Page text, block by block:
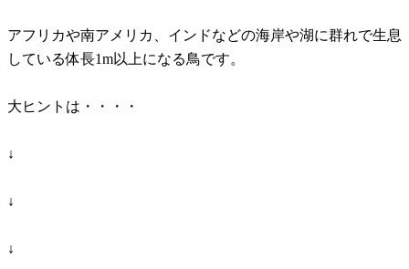
アフリカや南アメリカ、インドなどの海岸や湖に群れで生息
している体長1m以上になる鳥です。
大ヒントは・・・・
↓
↓
↓